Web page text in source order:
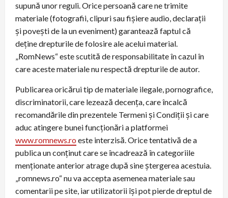
supună unor reguli. Orice persoană care ne trimite
materiale (fotografii, clipuri sau fișiere audio, declaraţii
şi poveşti de la un eveniment) garantează faptul că
deţine drepturile de folosire ale acelui material.
„RomNews“ este scutită de responsabilitate în cazul în
care aceste materiale nu respectă drepturile de autor.
Publicarea oricărui tip de materiale ilegale, pornografice,
discriminatorii, care lezează decența, care încalcă
recomandările din prezentele Termeni și Condiții și care
aduc atingere bunei funcționări a platformei
www.romnews.ro este interzisă. Orice tentativă de a
publica un conținut care se încadrează în categoriile
menționate anterior atrage după sine ștergerea acestuia.
„romnews.ro“ nu va accepta asemenea materiale sau
comentarii pe site, iar utilizatorii îşi pot pierde dreptul de